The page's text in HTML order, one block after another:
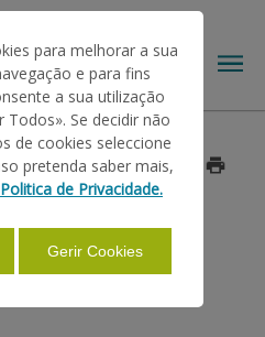
2014
Data: 2014/07/09
para melhorar a sua
e para fins
a sua utilização
Todos». Se decidir não
de cookies seleccione
pretenda saber mais,
Politica de Privacidade.
Gerir Cookies